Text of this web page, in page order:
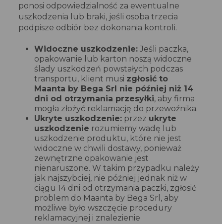
ponosi odpowiedzialność za ewentualne
uszkodzenia lub braki, jeśli osoba trzecia
podpisze odbiór bez dokonania kontroli.
Widoczne uszkodzenie:Jeśli paczka,
opakowanie lub karton noszą widoczne
ślady uszkodzeń powstałych podczas
transportu, klient musi zgłosić to
Maanta by Bega Srl nie później niż 14
dni od otrzymania przesyłki, aby firma
mogła złożyć reklamację do przewoźnika.
Ukryte uszkodzenie:przez ukryte
uszkodzenie rozumiemy wadę lub
uszkodzenie produktu, które nie jest
widoczne w chwili dostawy, ponieważ
zewnętrzne opakowanie jest
nienaruszone. W takim przypadku należy
jak najszybciej, nie później jednak niż w
ciągu 14 dni od otrzymania paczki, zgłosić
problem do Maanta by Bega Srl, aby
możliwe było wszczęcie procedury
reklamacyjnej i znalezienie